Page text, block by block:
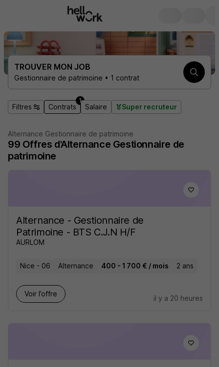
TROUVER MON JOB
Gestionnaire de patrimoine • 1 contrat
Filtres Contrats
1
Salaire Super recruteur
Alternance Gestionnaire de patrimoine
99 Offres d'Alternance Gestionnaire de
patrimoine
Alternance - Gestionnaire de
Patrimoine - BTS C.J.N H/F
AURLOM
Nice - 06 Alternance 400 - 1 700 € / mois 2 ans
Voir l’offre
il y a 20 heures